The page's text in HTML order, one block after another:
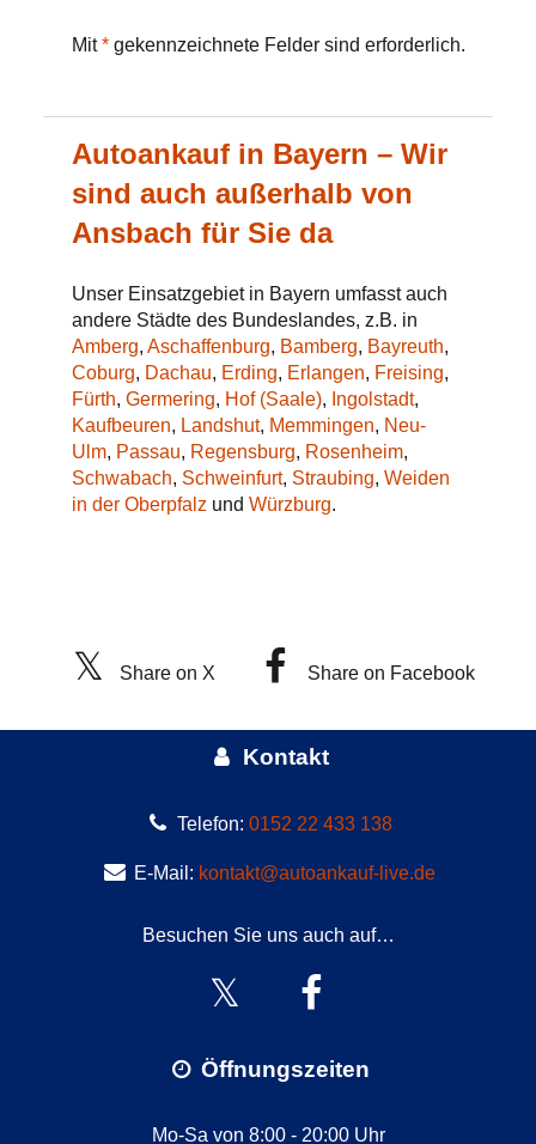
Mit* gekennzeichnete Felder sind erforderlich.
Autoankauf in Bayern – Wir
sind auch außerhalb von
Ansbach für Sie da
Unser Einsatzgebiet in Bayern umfasst auch
andere Städte des Bundeslandes, z.B. in
Amberg, Aschaffenburg, Bamberg, Bayreuth,
Coburg, Dachau, Erding, Erlangen, Freising,
Fürth, Germering, Hof (Saale), Ingolstadt,
Kaufbeuren, Landshut, Memmingen, Neu-
Ulm, Passau, Regensburg, Rosenheim,
Schwabach, Schweinfurt, Straubing, Weiden
in der Oberpfalz und Würzburg.
Share on X Share on Facebook
Kontakt
Telefon:0152 22 433 138
E-Mail: kontakt@autoankauf-live.de
Besuchen Sie uns auch auf…
Öffnungszeiten
Mo-Sa von 8:00 - 20:00 Uhr